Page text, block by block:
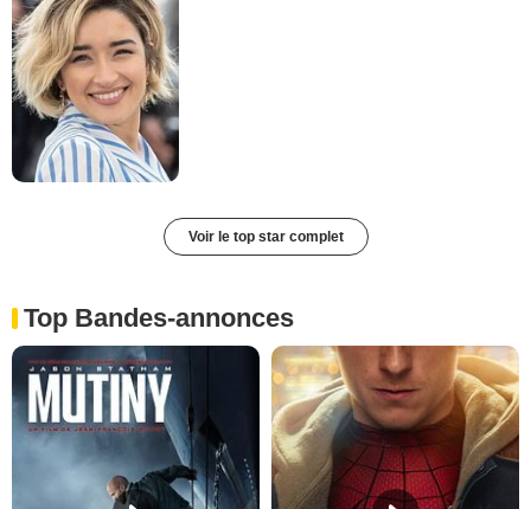
Voir le top star complet
Top Bandes-annonces